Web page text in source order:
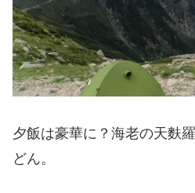
夕飯は豪華に？海老の天麩
どん。